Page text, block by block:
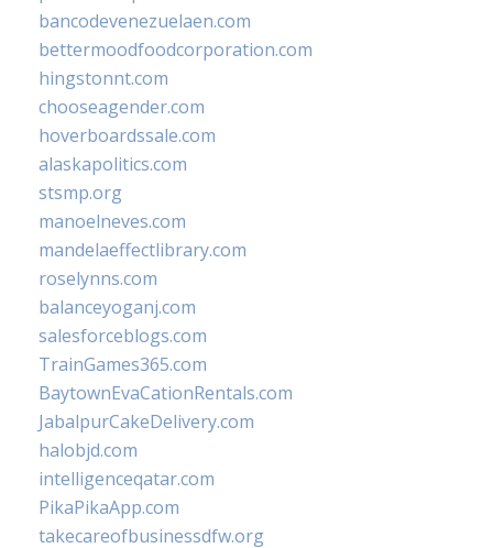
bancodevenezuelaen.com
bettermoodfoodcorporation.com
hingstonnt.com
chooseagender.com
hoverboardssale.com
alaskapolitics.com
stsmp.org
manoelneves.com
mandelaeffectlibrary.com
roselynns.com
balanceyoganj.com
salesforceblogs.com
TrainGames365.com
BaytownEvaCationRentals.com
JabalpurCakeDelivery.com
halobjd.com
intelligenceqatar.com
PikaPikaApp.com
takecareofbusinessdfw.org